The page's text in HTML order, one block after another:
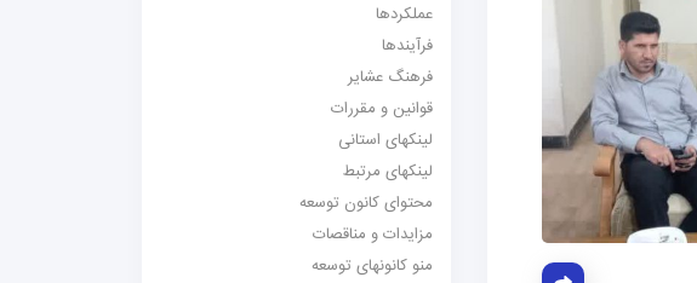
عملکردها
فرآیندها
فرهنگ عشایر
قوانین و مقررات
لینکهای استانی
لینکهای مرتبط
محتوای کانون توسعه
مزایدات و مناقصات
منو کانونهای توسعه